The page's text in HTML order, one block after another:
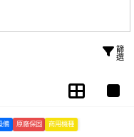
篩選
備 原廠保固 商用機種